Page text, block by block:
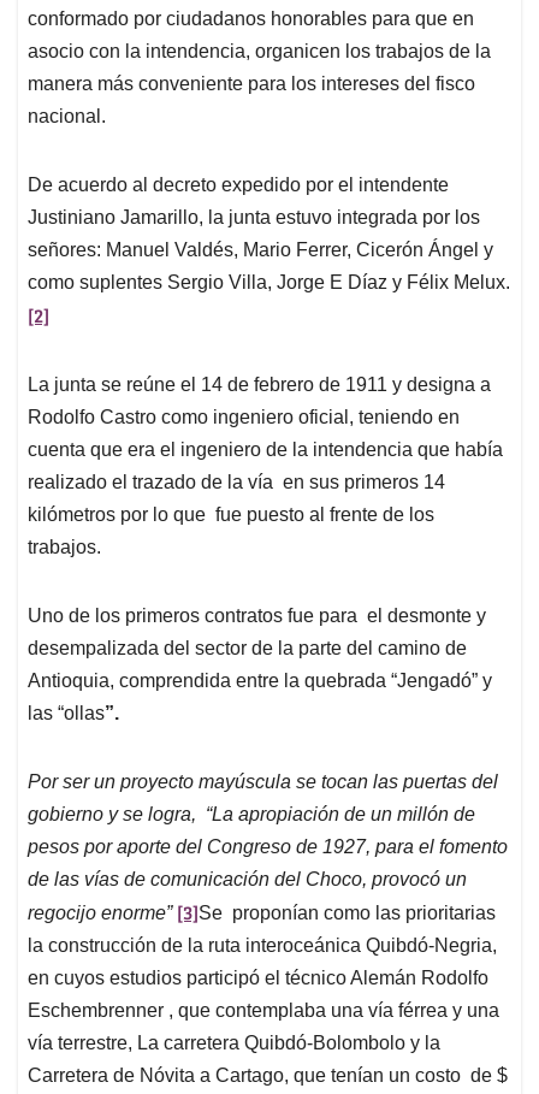
conformado por ciudadanos honorables para que en
asocio con la intendencia, organicen los trabajos de la
manera más conveniente para los intereses del fisco
nacional.
De acuerdo al decreto expedido por el intendente
Justiniano Jamarillo, la junta estuvo integrada por los
señores: Manuel Valdés, Mario Ferrer, Cicerón Ángel y
como suplentes Sergio Villa, Jorge E Díaz y Félix Melux.
[2]
La junta se reúne el 14 de febrero de 1911 y designa a
Rodolfo Castro como ingeniero oficial, teniendo en
cuenta que era el ingeniero de la intendencia que había
realizado el trazado de la vía en sus primeros 14
kilómetros por lo que fue puesto al frente de los
trabajos.
Uno de los primeros contratos fue para el desmonte y
desempalizada del sector de la parte del camino de
Antioquia, comprendida entre la quebrada “Jengadó” y
las “ollas”.
Por ser un proyecto mayúscula se tocan las puertas del
gobierno y se logra, “La apropiación de un millón de
pesos por aporte del Congreso de 1927, para el fomento
de las vías de comunicación del Choco, provocó un
regocijo enorme” [3]Se proponían como las prioritarias
la construcción de la ruta interoceánica Quibdó-Negria,
en cuyos estudios participó el técnico Alemán Rodolfo
Eschembrenner , que contemplaba una vía férrea y una
vía terrestre, La carretera Quibdó-Bolombolo y la
Carretera de Nóvita a Cartago, que tenían un costo de $